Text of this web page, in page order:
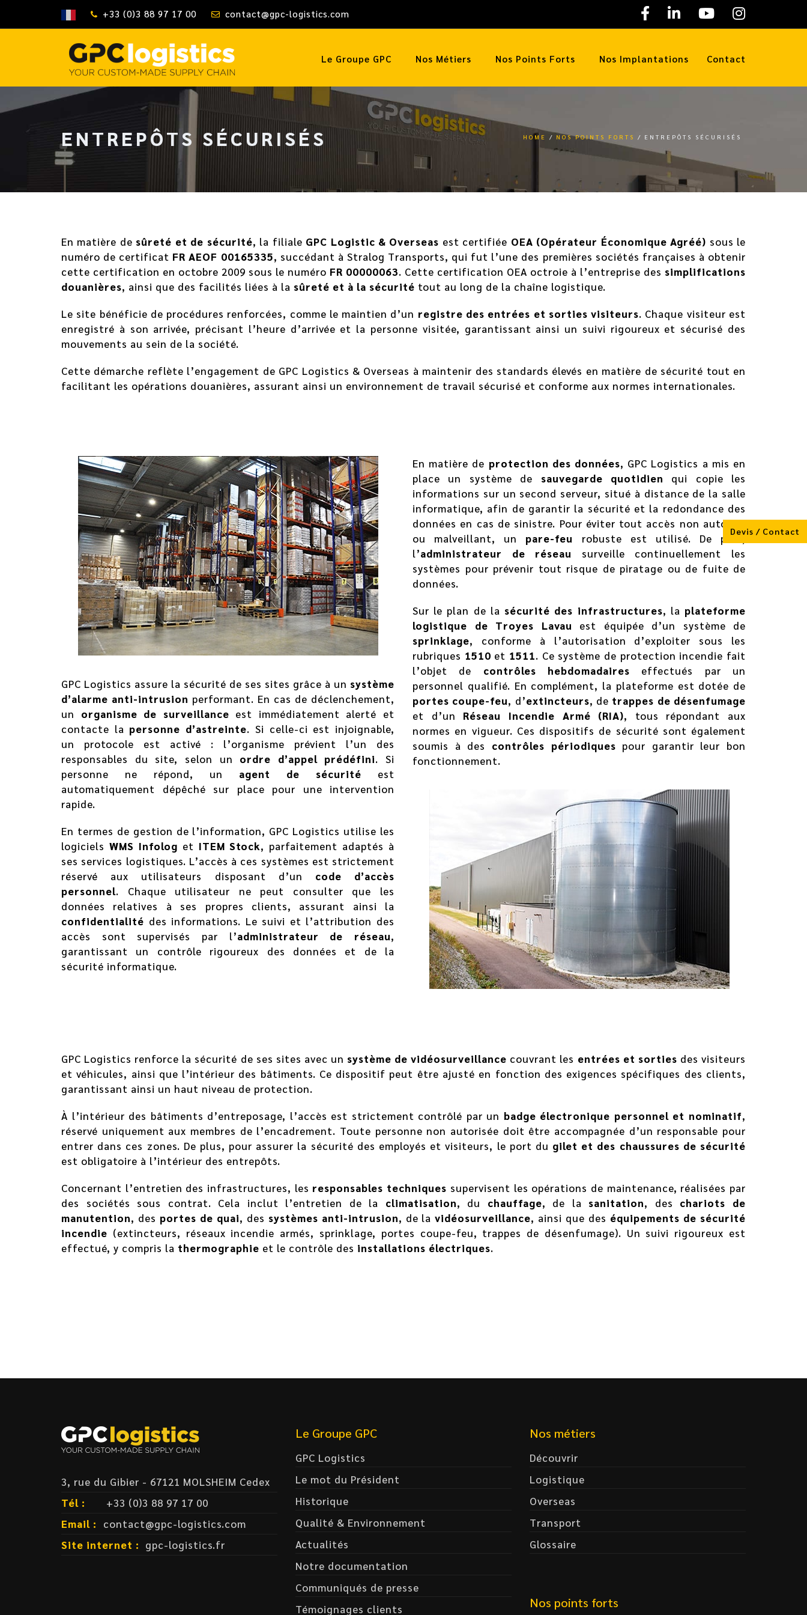
+33 (0)3 88 97 17 00 contact@gpc-logistics.com
Le Groupe GPC Nos Métiers Nos Points Forts Nos Implantations Contact
Devis / Contact
ENTREPÔTS SÉCURISÉS HOME NOS POINTS FORTS ENTREPÔTS SÉCURISÉS
En matière de sûreté et de sécurité, la filiale GPC Logistic & Overseas est certifiée OEA (Opérateur Économique Agréé) sous le
numéro de certificat FR AEOF 00165335, succédant à Stralog Transports, qui fut l’une des premières sociétés françaises à obtenir
cette certification en octobre 2009 sous le numéro FR 00000063. Cette certification OEA octroie à l’entreprise des simplifications
douanières, ainsi que des facilités liées à la sûreté et à la sécurité tout au long de la chaîne logistique.
Le site bénéficie de procédures renforcées, comme le maintien d’un registre des entrées et sorties visiteurs. Chaque visiteur est
enregistré à son arrivée, précisant l’heure d’arrivée et la personne visitée, garantissant ainsi un suivi rigoureux et sécurisé des
mouvements au sein de la société.
Cette démarche reflète l’engagement de GPC Logistics & Overseas à maintenir des standards élevés en matière de sécurité tout en
facilitant les opérations douanières, assurant ainsi un environnement de travail sécurisé et conforme aux normes internationales.
GPC Logistics assure la sécurité de ses sites grâce à un système
d’alarme anti-intrusion performant. En cas de déclenchement,
un organisme de surveillance est immédiatement alerté et
contacte la personne d’astreinte. Si celle-ci est injoignable,
un protocole est activé : l’organisme prévient l’un des
responsables du site, selon un ordre d’appel prédéfini. Si
personne ne répond, un agent de sécurité est
automatiquement dépêché sur place pour une intervention
rapide.
En termes de gestion de l’information, GPC Logistics utilise les
logiciels WMS Infolog et ITEM Stock, parfaitement adaptés à
ses services logistiques. L’accès à ces systèmes est strictement
réservé aux utilisateurs disposant d’un code d’accès
personnel. Chaque utilisateur ne peut consulter que les
données relatives à ses propres clients, assurant ainsi la
confidentialité des informations. Le suivi et l’attribution des
accès sont supervisés par l’administrateur de réseau,
garantissant un contrôle rigoureux des données et de la
sécurité informatique.
En matière de protection des données, GPC Logistics a mis en
place un système de sauvegarde quotidien qui copie les
informations sur un second serveur, situé à distance de la salle
informatique, afin de garantir la sécurité et la redondance des
données en cas de sinistre. Pour éviter tout accès non autorisé
ou malveillant, un pare-feu
robuste est utilisé. De plus,
l’administrateur de réseau
surveille continuellement les
systèmes pour prévenir tout risque de piratage ou de fuite de
données.
Sur le plan de la sécurité des infrastructures, la plateforme
logistique de Troyes Lavau est équipée d’un système de
sprinklage, conforme à l’autorisation d’exploiter sous les
rubriques 1510 et 1511. Ce système de protection incendie fait
l’objet de contrôles hebdomadaires effectués par un
personnel qualifié. En complément, la plateforme est dotée de
portes coupe-feu, d’extincteurs, de trappes de désenfumage
et d’un Réseau Incendie Armé (RIA), tous répondant aux
normes en vigueur. Ces dispositifs de sécurité sont également
soumis à des contrôles périodiques pour garantir leur bon
fonctionnement.
GPC Logistics renforce la sécurité de ses sites avec un système de vidéosurveillance couvrant les entrées et sorties des visiteurs
et véhicules, ainsi que l’intérieur des bâtiments. Ce dispositif peut être ajusté en fonction des exigences spécifiques des clients,
garantissant ainsi un haut niveau de protection.
À l’intérieur des bâtiments d’entreposage, l’accès est strictement contrôlé par un badge électronique personnel et nominatif,
réservé uniquement aux membres de l’encadrement. Toute personne non autorisée doit être accompagnée d’un responsable pour
entrer dans ces zones. De plus, pour assurer la sécurité des employés et visiteurs, le port du gilet et des chaussures de sécurité
est obligatoire à l’intérieur des entrepôts.
Concernant l’entretien des infrastructures, les responsables techniques supervisent les opérations de maintenance, réalisées par
des sociétés sous contrat. Cela inclut l’entretien de la climatisation, du chauffage, de la sanitation, des chariots de
manutention, des portes de quai, des systèmes anti-intrusion, de lavidéosurveillance, ainsi que des équipements de sécurité
incendie (extincteurs, réseaux incendie armés, sprinklage, portes coupe-feu, trappes de désenfumage). Un suivi rigoureux est
effectué, y compris la thermographie et le contrôle des installations électriques.
3, rue du Gibier - 67121 MOLSHEIM Cedex
Tél :
+33 (0)3 88 97 17 00
Email :
contact@gpc-logistics.com
Site internet : gpc-logistics.fr
Le Groupe GPC
GPC Logistics
Le mot du Président
Historique
Qualité & Environnement
Actualités
Notre documentation
Communiqués de presse
Témoignages clients
Nos métiers
Découvrir
Logistique
Overseas
Transport
Glossaire
Nos points forts